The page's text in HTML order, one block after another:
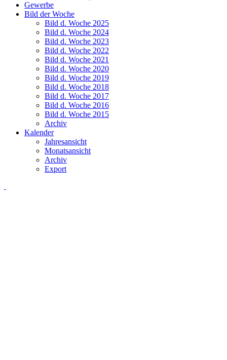
Gewerbe
Bild der Woche
Bild d. Woche 2025
Bild d. Woche 2024
Bild d. Woche 2023
Bild d. Woche 2022
Bild d. Woche 2021
Bild d. Woche 2020
Bild d. Woche 2019
Bild d. Woche 2018
Bild d. Woche 2017
Bild d. Woche 2016
Bild d. Woche 2015
Archiv
Kalender
Jahresansicht
Monatsansicht
Archiv
Export